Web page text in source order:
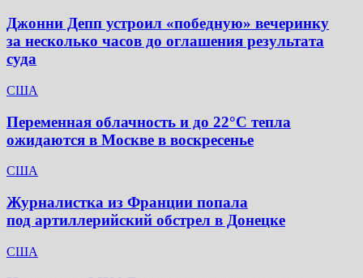
Джонни Депп устроил «победную» вечеринку
за несколько часов до оглашения результата
суда
США
Переменная облачность и до 22°C тепла
ожидаются в Москве в воскресенье
США
Журналистка из Франции попала
под артиллерийский обстрел в Донецке
США